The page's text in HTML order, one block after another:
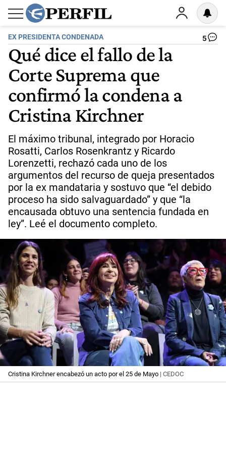
EX PRESIDENTA CONDENADA 5
Qué dice el fallo de la
Corte Suprema que
confirmó la condena a
Cristina Kirchner
El máximo tribunal, integrado por Horacio
Rosatti, Carlos Rosenkrantz y Ricardo
Lorenzetti, rechazó cada uno de los
argumentos del recurso de queja presentados
por la ex mandataria y sostuvo que “el debido
proceso ha sido salvaguardado” y que “la
encausada obtuvo una sentencia fundada en
ley”. Leé el documento completo.
Cristina Kirchner encabezó un acto por el 25 de Mayo | CEDOC